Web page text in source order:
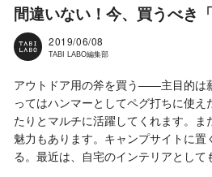
間違いない！今、買うべき
2019/06/08
TABI LABO編集部
アウトドア用の斧を買う――主目的は
ってはハンマーとしてペグ打ちに使
たりとマルチに活躍してくれます。ま
魅力もあります。キャンプサイトに置
る。最近は、自宅のインテリアとして